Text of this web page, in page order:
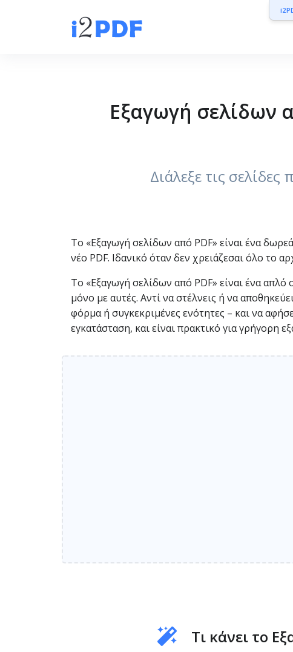
Εξαγωγή σελίδων
Διάλεξε τις
Το «Εξαγωγή σελίδων από PDF» είναι ένα
νέο PDF. Ιδανικό όταν δεν χρειάζεσαι όλο το
Το «Εξαγωγή σελίδων από PDF» είναι ένα απλό
μόνο με αυτές. Αντί να στέλνεις ή να
φόρμα ή συγκεκριμένες ενότητες – και να
εγκατάσταση, και είναι πρακτικό για γρήγορη
Τι κάνει το